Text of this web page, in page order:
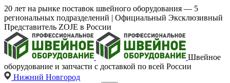
20 лет на рынке поставок швейного оборудования — 5
региональных подразделений | Официальный Эксклюзивный
Представитель ZOJE в России
Швейное
оборудование и запчасти с доставкой по всей России
Нижний Новгород